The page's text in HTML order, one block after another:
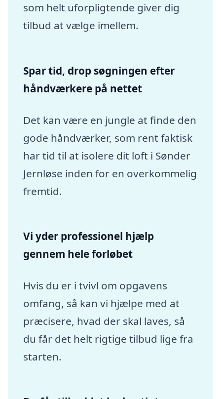
som helt uforpligtende giver dig
tilbud at vælge imellem.
Spar tid, drop søgningen efter
håndværkere på nettet
Det kan være en jungle at finde den
gode håndværker, som rent faktisk
har tid til at isolere dit loft i Sønder
Jernløse inden for en overkommelig
fremtid.
Vi yder professionel hjælp
gennem hele forløbet
Hvis du er i tvivl om opgavens
omfang, så kan vi hjælpe med at
præcisere, hvad der skal laves, så
du får det helt rigtige tilbud lige fra
starten.